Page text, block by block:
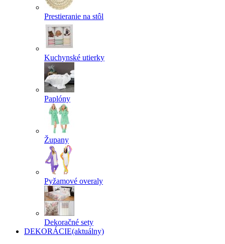
Prestieranie na stôl
Kuchynské utierky
Paplóny
Župany
Pyžamové overaly
Dekoračné sety
DEKORÁCIE(aktuálny)